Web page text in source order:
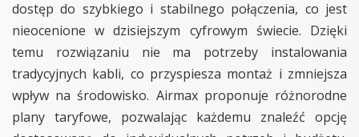
dostęp do szybkiego i stabilnego połączenia, co jest
nieocenione w dzisiejszym cyfrowym świecie. Dzięki
temu rozwiązaniu nie ma potrzeby instalowania
tradycyjnych kabli, co przyspiesza montaż i zmniejsza
wpływ na środowisko. Airmax proponuje różnorodne
plany taryfowe, pozwalając każdemu znaleźć opcję